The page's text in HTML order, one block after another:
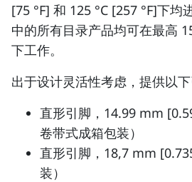
[75 °F] 和 125 °C [257 °F]下均
中的所有目录产品均可在最高
下工作。
出于设计灵活性考虑，提供以
直形引脚，14.99 mm
卷带式成箱包装）
直形引脚，18,7 mm
装）